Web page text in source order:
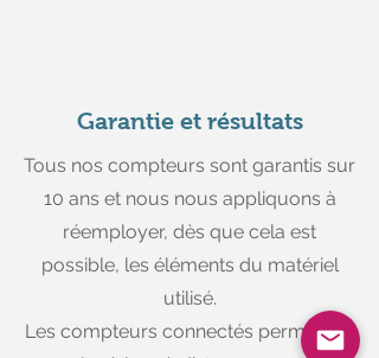
Garantie et résultats
Tous nos compteurs sont garantis sur
10 ans et nous nous appliquons à
réemployer, dès que cela est
possible, les éléments du matériel
utilisé.
Les compteurs connectés permettant